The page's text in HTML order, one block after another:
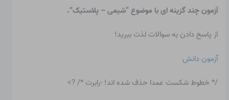
آزمون چند گزینه ای با موضوع “شیمی – پلاستیک”.
از پاسخ دادن به سوالات لذت ببرید!
آزمون دانش
/* خطوط شکست عمدا حذف شده اند! -رابرت */ ?>